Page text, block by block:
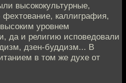
высококультурные,
каллиграфия,
уровнем
да и религию исповедовали
дзен-буддизм... В
в том же духе от